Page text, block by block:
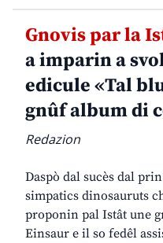
Gnovis par la
a imparin a
edicule «Tal
gnûf album di
Redazion
Daspò dal sucès dal
simpatics dinosauruts
proponin pal Istât une
Einsaur e il so fedêl